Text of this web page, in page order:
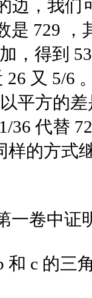
边，我
729 ，
，得到
又 5/6
平方的
36 代替
样的方式
一卷中证
和 c 的三